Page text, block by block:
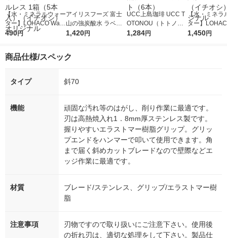
【水・ミネラルウォー
ター】LOHACO Wate
r（ロハコウォータ
シ） オリジナル
490円
アイリスフーズ 富士
山の強炭酸水 ラベル
レス 500ml 1箱（24
1,420円
UCC上島珈琲 UCC T
OTONOU（トトノ
ウ） by BLACK無糖 5
1,284円
【水・ミネラ
ター】
r 410ml 1箱（
1,450円
商品仕様/スペック
タイプ 斜70
機能
頑固な汚れ等のはがし、削り作業に最適です。
刃は高熱焼入れ1．8mm厚ステンレス製です。
握りやすいエラストマー樹脂グリップ。グリッ
プエンドをハンマーで叩いて使用できます。角
まで届く斜めカットブレードなので壁際などエ
ッジ作業に最適です。
材質
ブレード/ステンレス、グリップ/エラストマー樹
脂
注意事項
刃物ですので取り扱いにご注意下さい。使用後
の折れ刃は、適切な処理をして下さい。製品仕